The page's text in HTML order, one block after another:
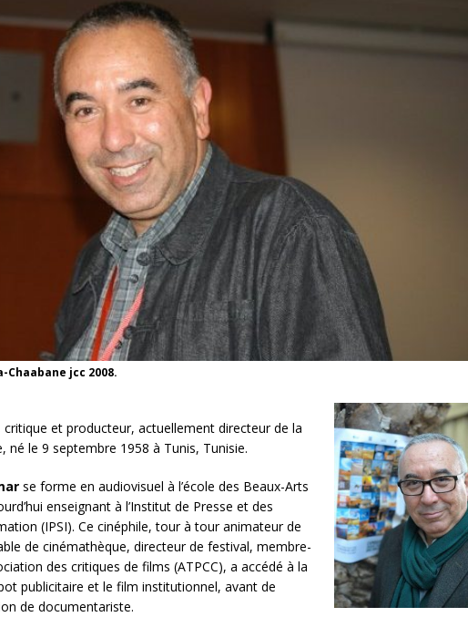
jcc 2008.
critique et producteur, actuellement directeur de la
né le 9 septembre 1958 à Tunis, Tunisie.
se forme en audiovisuel à l’école des Beaux-Arts
enseignant à l’Institut de Presse et des
(IPSI). Ce cinéphile, tour à tour animateur de
de cinémathèque, directeur de festival, membre-
des critiques de films (ATPCC), a accédé à la
publicitaire et le film institutionnel, avant de
de documentariste.